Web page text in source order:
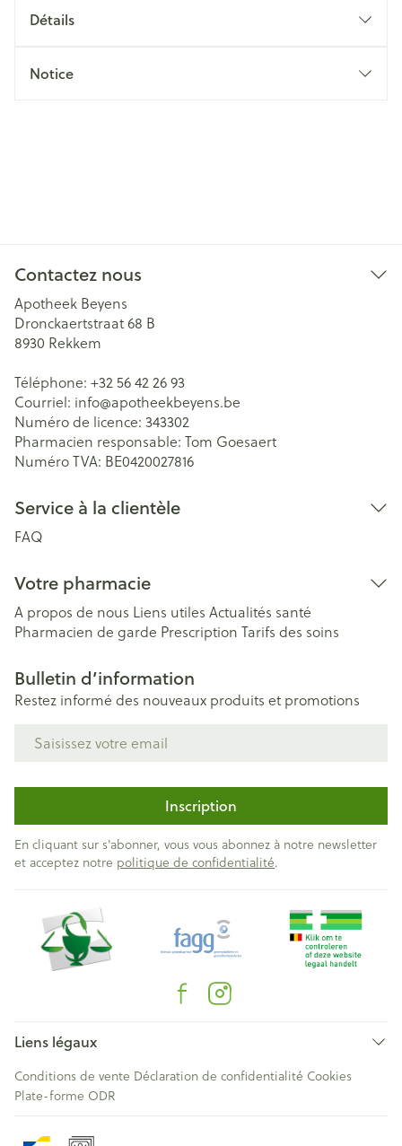
Détails
Notice
Contactez nous
Apotheek Beyens
Dronckaertstraat 68 B
8930 Rekkem
Téléphone: +32 56 42 26 93
Courriel: info@apotheekbeyens.be
Numéro de licence: 343302
Pharmacien responsable: Tom Goesaert
Numéro TVA: BE0420027816
Service à la clientèle
FAQ
Votre pharmacie
A propos de nous Liens utiles Actualités santé
Pharmacien de garde Prescription Tarifs des soins
Bulletin d’information
Restez informé des nouveaux produits et promotions
Inscription
En cliquant sur s'abonner, vous vous abonnez à notre newsletter
et acceptez notre politique de confidentialité.
Liens légaux
Conditions de vente Déclaration de confidentialité Cookies
Plate-forme ODR